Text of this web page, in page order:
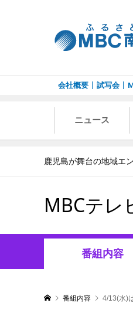
会社概要 試写会
ニュース
鹿児島が舞台の地域エ
MBCテレ
番組内容
番組内容 4/13(水)